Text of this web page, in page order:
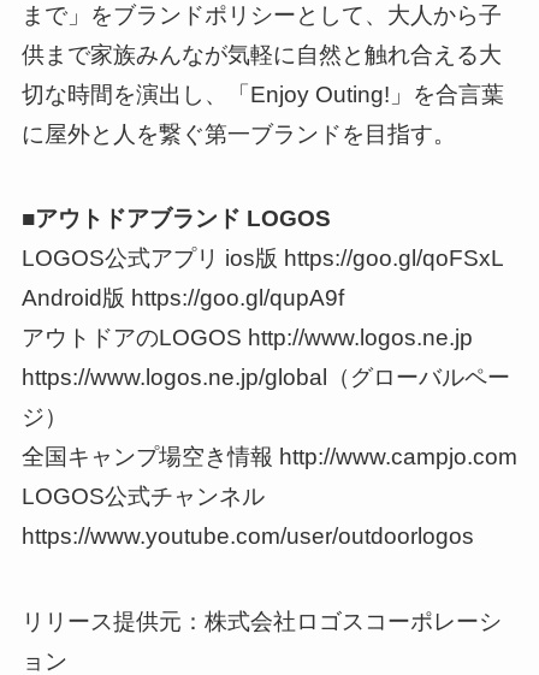
まで」をブランドポリシーとして、大人から子
供まで家族みんなが気軽に自然と触れ合える大
切な時間を演出し、「Enjoy Outing!」を合言葉
に屋外と人を繋ぐ第一ブランドを目指す。
■アウトドアブランド LOGOS
LOGOS公式アプリ ios版 https://goo.gl/qoFSxL
Android版 https://goo.gl/qupA9f
アウトドアのLOGOS http://www.logos.ne.jp
https://www.logos.ne.jp/global（グローバルペー
ジ）
全国キャンプ場空き情報 http://www.campjo.com
LOGOS公式チャンネル
https://www.youtube.com/user/outdoorlogos
リリース提供元：株式会社ロゴスコーポレーシ
ョン